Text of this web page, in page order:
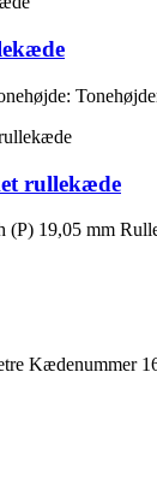
rullekæde
(P) 19,05 mm
Kædenummer